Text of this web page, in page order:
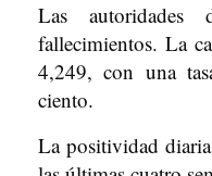
Las autoridades
fallecimientos. La
4,249, con una
ciento.
La positividad